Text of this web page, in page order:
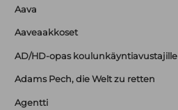
Aava
Aaveaakkoset
AD/HD-opas koulunkäyntiavustajille
Adams Pech, die Welt zu retten
Agentti